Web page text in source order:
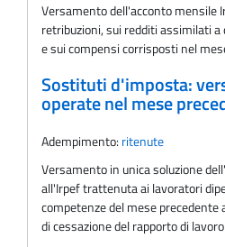
Versamento dell'acconto mensile
retribuzioni, sui redditi assimilati
e sui compensi corrisposti nel
Sostituti d'imposta:
operate nel mese
Adempimento: ritenute
Versamento in unica soluzione
all'Irpef trattenuta ai lavoratori
competenze del mese precedente
di cessazione del rapporto di lavoro